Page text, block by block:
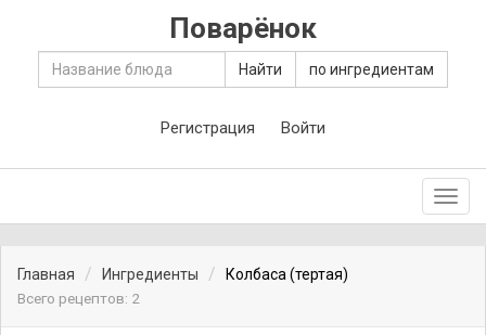
Поварёнок
Найти по ингредиентам
Регистрация Войти
Главная Ингредиенты
Колбаса (тертая)
Всего рецептов: 2